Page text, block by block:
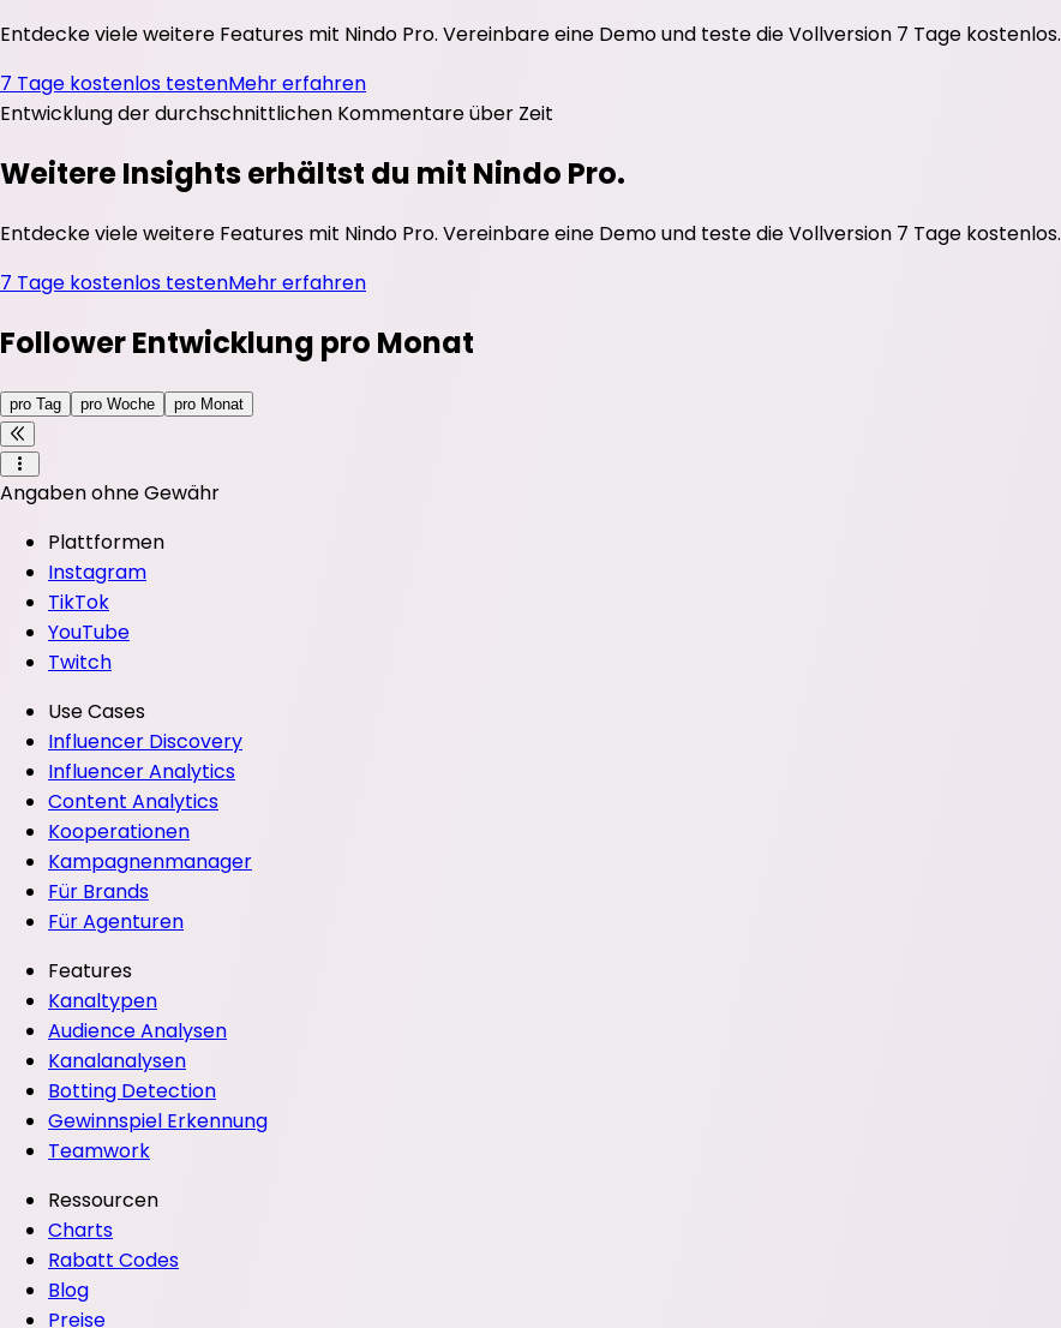
Entdecke viele weitere Features mit Nindo Pro. Vereinbare eine Demo und teste die Vollversion 7 Tage kostenlos.
7 Tage kostenlos testenMehr erfahren
Entwicklung der durchschnittlichen Kommentareüber Zeit
Weitere Insights erhältst du mit Nindo Pro.
Entdecke viele weitere Features mit Nindo Pro. Vereinbare eine Demo und teste die Vollversion 7 Tage kostenlos.
7 Tage kostenlos testenMehr erfahren
Follower Entwicklung pro Monat
pro Tag pro Woche pro Monat
Angaben ohne Gewähr
Plattformen
Instagram
TikTok
YouTube
Twitch
Use Cases
Influencer Discovery
Influencer Analytics
Content Analytics
Kooperationen
Kampagnenmanager
Für Brands
Für Agenturen
Features
Kanaltypen
Audience Analysen
Kanalanalysen
Botting Detection
Gewinnspiel Erkennung
Teamwork
Ressourcen
Charts
Rabatt Codes
Blog
Preise